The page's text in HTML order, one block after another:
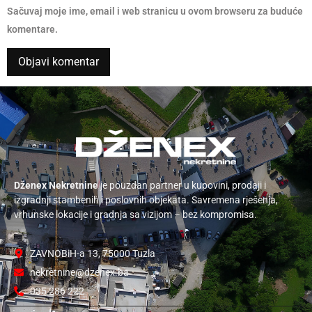
Sačuvaj moje ime, email i web stranicu u ovom browseru za buduće
komentare.
Dženex Nekretnineje pouzdan partner u kupovini, prodaji i
izgradnji stambenih i poslovnih objekata. Savremena rješenja,
vrhunske lokacije i gradnja sa vizijom – bez kompromisa.
ZAVNOBiH-a 13, 75000 Tuzla
nekretnine@dzenex.ba
035 286 222